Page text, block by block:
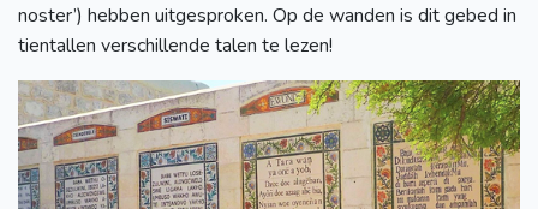
noster’) hebben uitgesproken. Op de wanden is dit gebed in
tientallen verschillende talen te lezen!